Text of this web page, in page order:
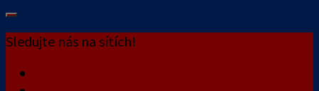
Sledujte nás na sítích!